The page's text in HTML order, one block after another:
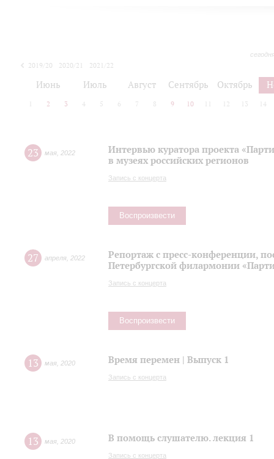
2019/20 2020/21 2021/22
Июнь Июль Август Сентябрь Октябрь
2 3 4 5 6 7 8 9 10 12 13 14
23 мая 2022
Интервью куратора проекта
в музеях российских регионов
Запись с концерта
Воспроизвести
27 апреля 2022
Репортаж с пресс-конференции,
Петербургской филармонии
Запись с концерта
Воспроизвести
13 мая 2020 Время перемен | Выпуск 1
Запись с концерта
13 мая 2020 В помощь слушателю. лекция 1
Запись с концерта